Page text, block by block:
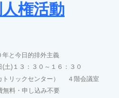
権活動
と今日的排外主義
土)１３：３０～１６：３０
トリックセンター） ４階会議室
無料・申し込み不要